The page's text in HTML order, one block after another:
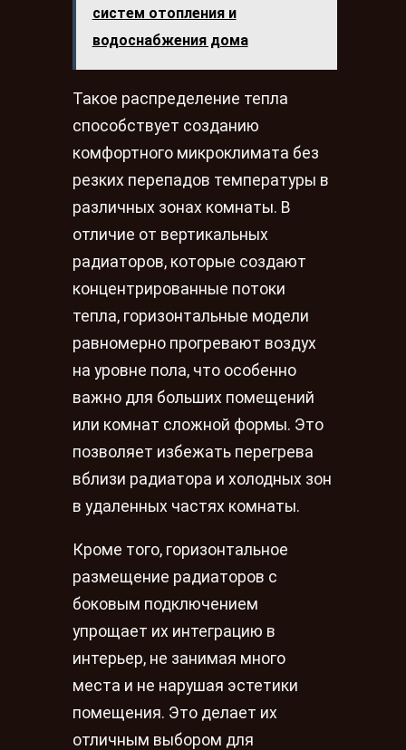
систем отопления и
водоснабжения дома
Такое распределение тепла
способствует созданию
комфортного микроклимата без
резких перепадов температуры в
различных зонах комнаты. В
отличие от вертикальных
радиаторов, которые создают
концентрированные потоки
тепла, горизонтальные модели
равномерно прогревают воздух
на уровне пола, что особенно
важно для больших помещений
или комнат сложной формы. Это
позволяет избежать перегрева
вблизи радиатора и холодных зон
в удаленных частях комнаты.
Кроме того, горизонтальное
размещение радиаторов с
боковым подключением
упрощает их интеграцию в
интерьер, не занимая много
места и не нарушая эстетики
помещения. Это делает их
отличным выбором для